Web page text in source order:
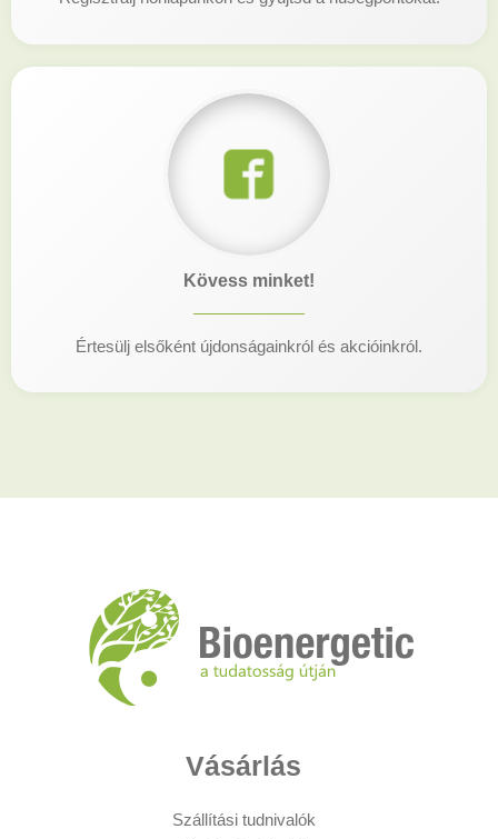
Kövess minket!
Értesülj elsőként újdonságainkról és akcióinkról.
Vásárlás
Szállítási tudnivalók